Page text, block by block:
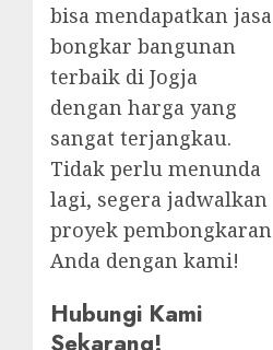
bisa mendapatkan jasa
bongkar bangunan
terbaik di Jogja
dengan harga yang
sangat terjangkau.
Tidak perlu menunda
lagi, segera jadwalkan
proyek pembongkaran
Anda dengan kami!
Hubungi Kami
Sekarang!